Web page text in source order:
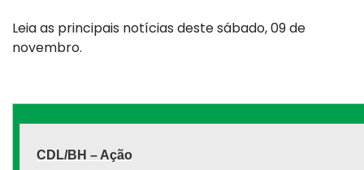
Leia as principais notícias deste sábado, 09 de
novembro.
CDL/BH – Ação